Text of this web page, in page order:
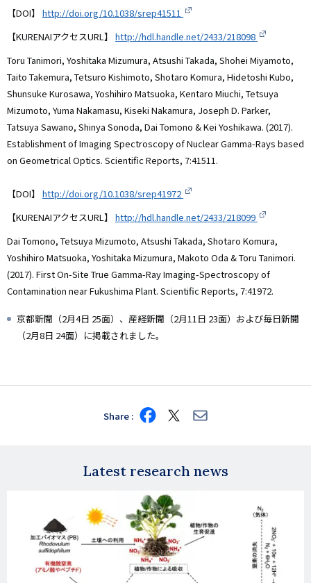
【DOI】 http://doi.org/10.1038/srep41511
【KURENAIアクセスURL】 http://hdl.handle.net/2433/218098
Toru Tanimori, Yoshitaka Mizumura, Atsushi Takada, Shohei Miyamoto,
Taito Takemura, Tetsuro Kishimoto, Shotaro Komura, Hidetoshi Kubo,
Shunsuke Kurosawa, Yoshihiro Matsuoka, Kentaro Miuchi, Tetsuya
Mizumoto, Yuma Nakamasu, Kiseki Nakamura, Joseph D. Parker,
Tatsuya Sawano, Shinya Sonoda, Dai Tomono & Kei Yoshikawa. (2017).
Establishment of Imaging Spectroscopy of Nuclear Gamma-Rays based
on Geometrical Optics. Scientific Reports, 7:41511.
【DOI】 http://doi.org/10.1038/srep41972
【KURENAIアクセスURL】 http://hdl.handle.net/2433/218099
Dai Tomono, Tetsuya Mizumoto, Atsushi Takada, Shotaro Komura,
Yoshihiro Matsuoka, Yoshitaka Mizumura, Makoto Oda & Toru Tanimori.
(2017). First On-Site True Gamma-Ray Imaging-Spectroscopy of
Contamination near Fukushima Plant. Scientific Reports, 7:41972.
京都新聞（2月4日 25面）、産経新聞（2月11日 23面）および毎日新聞
（2月8日 24面）に掲載されました。
Share Share
on
Share
on
Share
via
Latest research news